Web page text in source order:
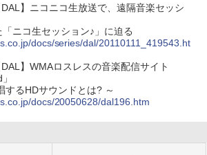
DAL】ニコニコ生放送で、遠隔音楽セッシ
ニコ生セッション♪」に迫る
docs/series/dal/20110111_419543.ht
】WMAロスレスの音楽配信サイト
するHDサウンドとは? ～
docs/20050628/dal196.htm